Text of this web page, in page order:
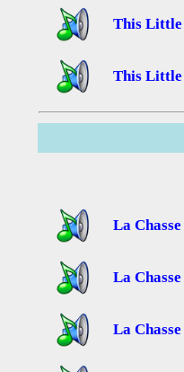
This
This
La
La
La